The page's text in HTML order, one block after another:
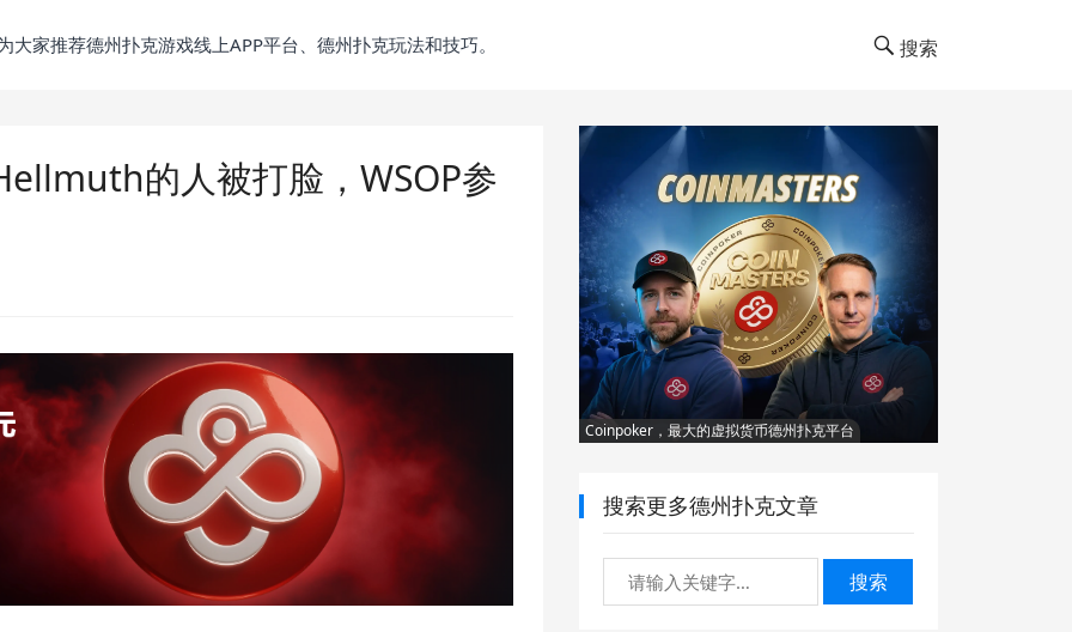
大家推荐德州扑克游戏线上APP平台、德州扑克玩法和技巧。 搜索
的人被打脸，WSOP参
Coinpoker，最大的虚拟货币德州扑克平台
搜索更多德州扑克文章
搜索